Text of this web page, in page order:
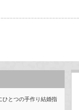
ひとつの手作り結婚指